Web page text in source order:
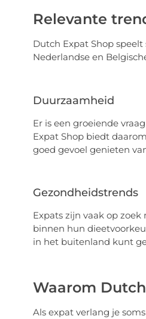
Relevante
Dutch Expat Shop
Nederlandse en
Duurzaamheid
Er is een groeiende
Expat Shop biedt
goed gevoel genieten
Gezondheidstrends
Expats zijn vaak op
binnen hun
in het buitenland kunt
Waarom
Als expat verlang je